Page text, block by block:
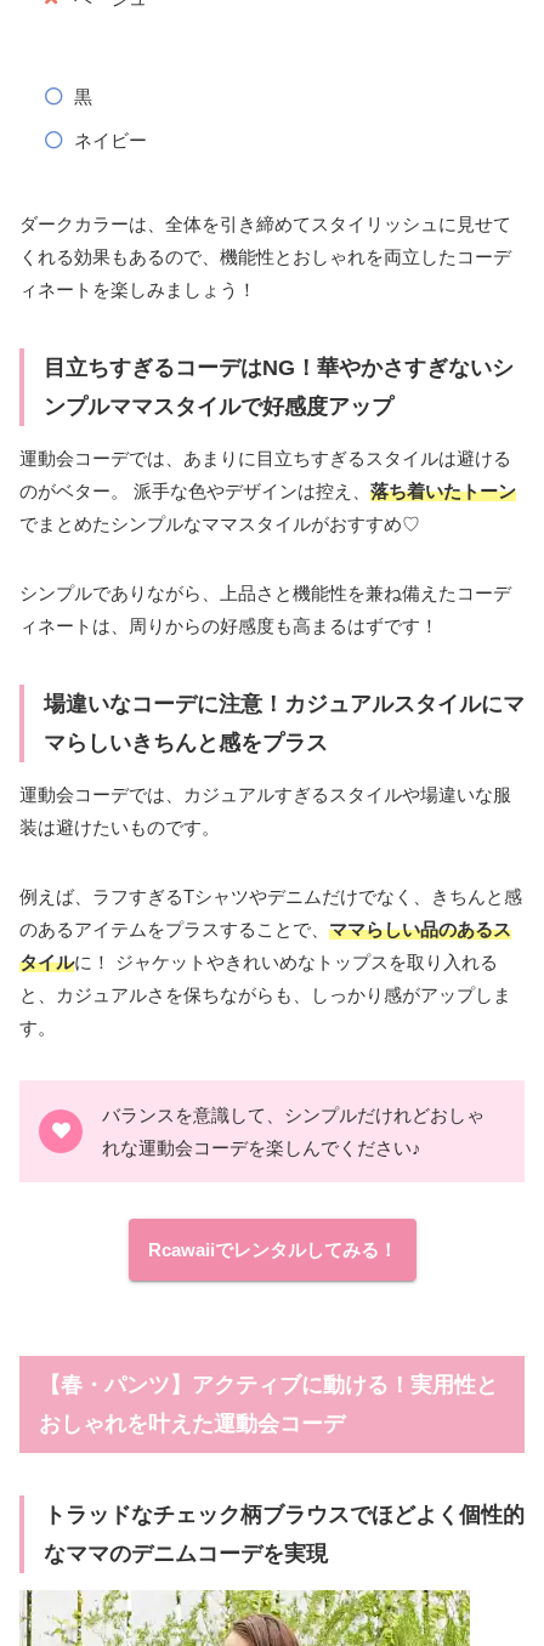
黒
ネイビー
ダークカラーは、全体を引き締めてスタイリッシュに見せて
くれる効果もあるので、機能性とおしゃれを両立したコーデ
ィネートを楽しみましょう！
目立ちすぎるコーデはNG！華やかさすぎないシ
ンプルママスタイルで好感度アップ
運動会コーデでは、あまりに目立ちすぎるスタイルは避ける
のがベター。 派手な色やデザインは控え、 落ち着いたトーン
でまとめたシンプルなママスタイルがおすすめ♡
シンプルでありながら、上品さと機能性を兼ね備えたコーデ
ィネートは、周りからの好感度も高まるはずです！
場違いなコーデに注意！カジュアルスタイルにマ
マらしいきちんと感をプラス
運動会コーデでは、カジュアルすぎるスタイルや場違いな服
装は避けたいものです。
例えば、ラフすぎるTシャツやデニムだけでなく、きちんと感
のあるアイテムをプラスすることで、 ママらしい品のあるス
タイルに！ ジャケットやきれいめなトップスを取り入れる
と、カジュアルさを保ちながらも、しっかり感がアップしま
す。
バランスを意識して、シンプルだけれどおしゃ
れな運動会コーデを楽しんでください♪
Rcawaiiでレンタルしてみる！
【春・パンツ】アクティブに動ける！実用性と
おしゃれを叶えた運動会コーデ
トラッドなチェック柄ブラウスでほどよく個性的
なママのデニムコーデを実現